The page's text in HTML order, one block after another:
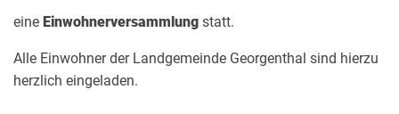
eine Einwohnerversammlung statt.
Alle Einwohner der Landgemeinde Georgenthal sind hierzu
herzlich eingeladen.